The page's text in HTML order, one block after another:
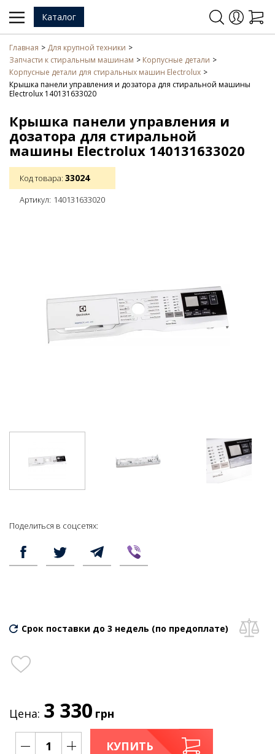
Каталог
Главная
Для крупной техники
Запчасти к стиральным машинам
Корпусные детали
Корпусные детали для стиральных машин Electrolux
Крышка панели управления и дозатора для стиральной машины
Electrolux 140131633020
Крышка панели управления и
дозатора для стиральной
машины Electrolux 140131633020
Код товара: 33024
Артикул: 140131633020
Поделиться в соцсетях:
Срок поставки до 3 недель (по предоплате)
Цена: 3 330 грн
КУПИТЬ